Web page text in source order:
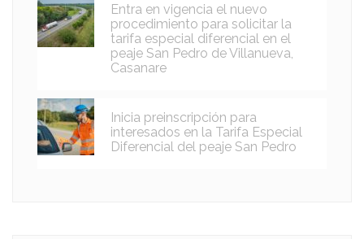
Entra en vigencia el nuevo
procedimiento para solicitar la
tarifa especial diferencial en el
peaje San Pedro de Villanueva,
Casanare
Inicia preinscripción para
interesados en la Tarifa Especial
Diferencial del peaje San Pedro